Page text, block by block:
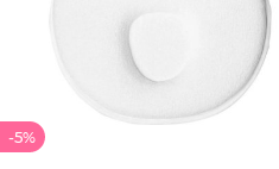
-5%